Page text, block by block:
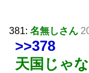
381: 名無しさん
>>378
天国じゃ